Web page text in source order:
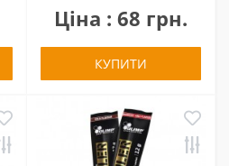
Ціна : 68 грн.
КУПИТИ